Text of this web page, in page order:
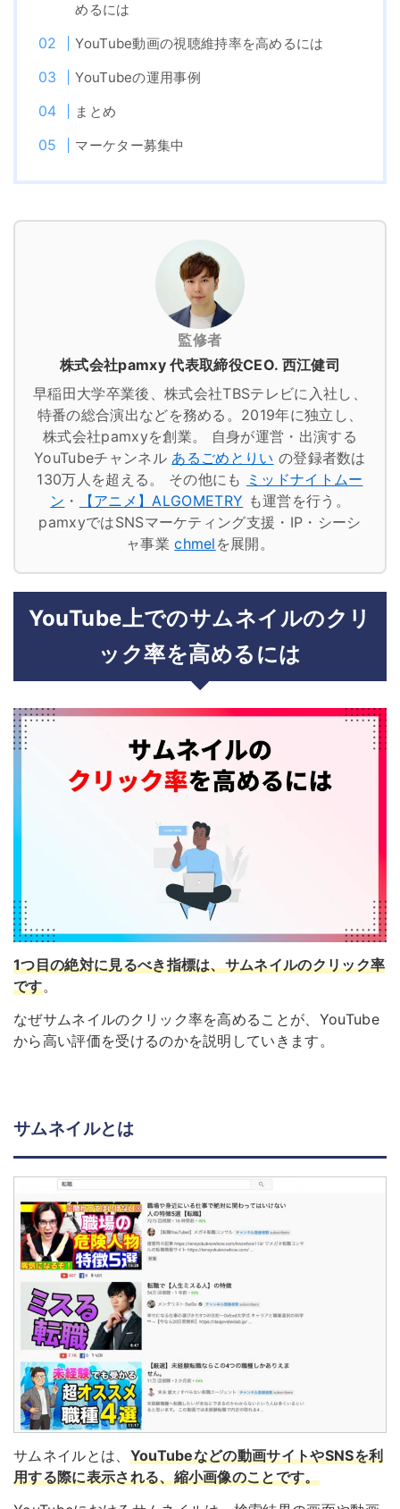
めるには
YouTube動画の視聴維持率を高めるには
YouTubeの運用事例
まとめ
マーケター募集中
監修者
株式会社pamxy 代表取締役CEO. 西江健司
早稲田大学卒業後、株式会社TBSテレビに入社し、
特番の総合演出などを務める。2019年に独立し、
株式会社pamxyを創業。
自身が運営・出演する
YouTubeチャンネル あるごめとりい の登録者数は
130万人を超える。
その他にも ミッドナイトムー
ン ・ 【アニメ】ALGOMETRY も運営を行う。
pamxyではSNSマーケティング支援・IP・シーシ
ャ事業chmel を展開。
YouTube上でのサムネイルのクリ
ック率を高めるには
1つ目の絶対に見るべき指標は、サムネイルのクリック率
です。
なぜサムネイルのクリック率を高めることが、YouTube
から高い評価を受けるのかを説明していきます。
サムネイルとは
サムネイルとは、 YouTubeなどの動画サイトやSNSを利
用する際に表示される、縮小画像のことです。